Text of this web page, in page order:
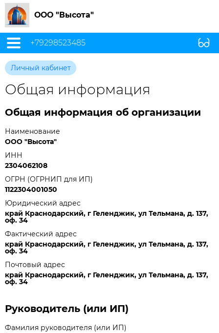
ООО "Высота"
+79298523485
Личный кабинет
Общая информация
Общая информация об организации
Наименование
ООО "Высота"
ИНН
2304062108
ОГРН (ОГРНИП для ИП)
1122304001050
Юридический адрес
край Краснодарский, г Геленджик, ул Тельмана, д. 137,
оф. 34
Фактический адрес
край Краснодарский, г Геленджик, ул Тельмана, д. 137,
оф. 34
Почтовый адрес
край Краснодарский, г Геленджик, ул Тельмана, д. 137,
оф. 34
Руководитель (или ИП)
Фамилия руководителя (или ИП)